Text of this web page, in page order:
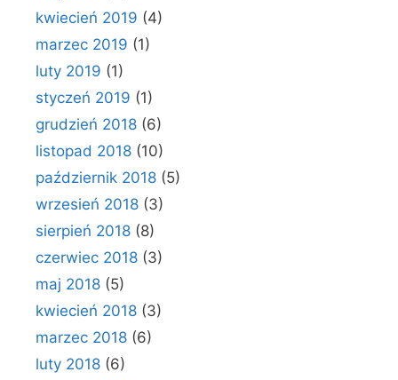
kwiecień 2019 (4)
marzec 2019 (1)
luty 2019 (1)
styczeń 2019 (1)
grudzień 2018 (6)
listopad 2018 (10)
październik 2018 (5)
wrzesień 2018 (3)
sierpień 2018 (8)
czerwiec 2018 (3)
maj 2018 (5)
kwiecień 2018 (3)
marzec 2018 (6)
luty 2018 (6)